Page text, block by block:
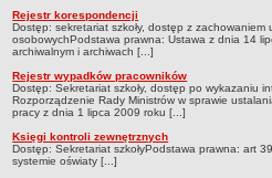
ARCHIWUM SZKÓŁ I PLACÓWEK
Zlikwidowane gimnazja
Przekształcone szkoły i placówki
Wielofunkcyjna Placówka
Specjalny Ośrodek nr 1
Rejestry, ewidencje, archiwa
Rejestr korespondencji
Dostęp: sekretariat szkoły, dostęp z zachowaniem
osobowychPodstawa prawna: Ustawa z dnia 14
archiwalnym i archiwach [...]
Rejestr wypadków pracowników
Dostęp: Sekretariat szkoły, dostęp po wykazaniu
Rozporządzenie Rady Ministrów w sprawie
pracy z dnia 1 lipca 2009 roku [...]
Księgi kontroli zewnętrznych
Dostęp: Sekretariat szkołyPodstawa prawna: art
systemie oświaty [...]